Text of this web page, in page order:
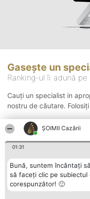
ȘOIMII Cazării
01:31
Bună, suntem încântați
să faceți clic pe subiectul
corespunzător! 🙂
Gasește un
Ranking-ul îi adună
Cauți un specialist in
nostru de căutare.